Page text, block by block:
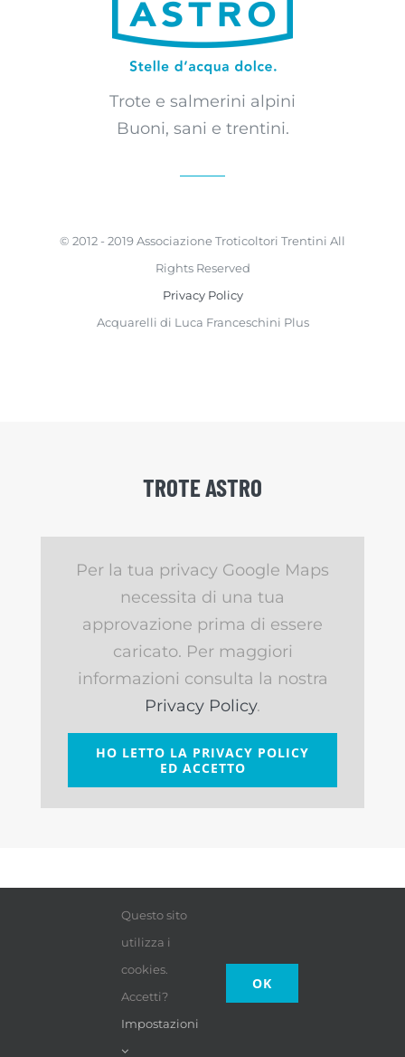
Trote e salmerini alpini
Buoni, sani e trentini.
© 2012 - 2019 Associazione Troticoltori Trentini All
Rights Reserved
Privacy Policy
Acquarelli di Luca Franceschini Plus
TROTE ASTRO
Per la tua privacy Google Maps
necessita di una tua
approvazione prima di essere
caricato. Per maggiori
informazioni consulta la nostra
Privacy Policy.
HO LETTO LA PRIVACY POLICY
ED ACCETTO
Questo sito
utilizza i
cookies.
Accetti?
Impostazioni
OK